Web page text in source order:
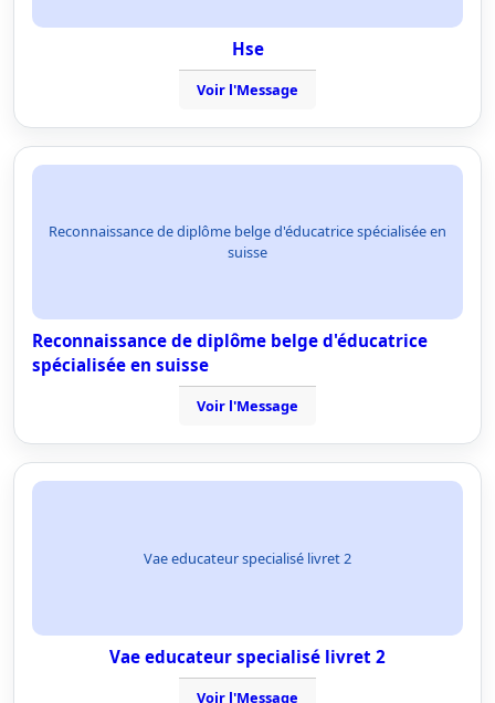
Hse
Voir l'Message
Reconnaissance de diplôme belge d'éducatrice spécialisée en
suisse
Reconnaissance de diplôme belge d'éducatrice
spécialisée en suisse
Voir l'Message
Vae educateur specialisé livret 2
Vae educateur specialisé livret 2
Voir l'Message